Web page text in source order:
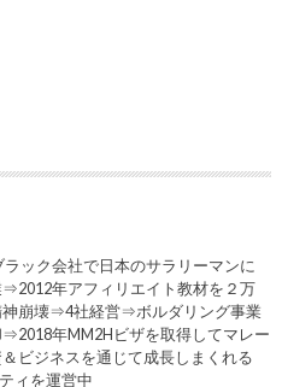
ック会社で日本のサラリーマンに
年アフィリエイト教材を２万
崩壊⇒4社経営⇒ボルダリング事業
年MM2Hビザを取得してマレー
ビジネスを通じて成長しまくれる
ィを運営中